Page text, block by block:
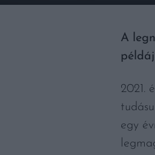
A
2021.
egy